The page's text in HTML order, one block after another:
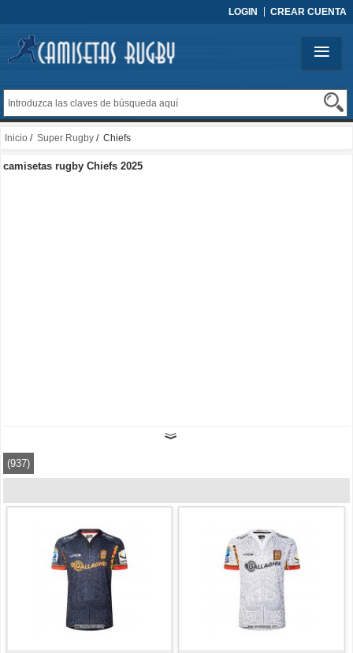
LOGIN CREAR CUENTA
Inicio / Super Rugby / Chiefs
camisetas rugby Chiefs 2025
(937)